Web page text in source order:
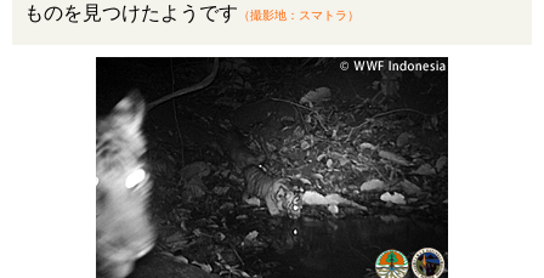
ものを見つけたようです （撮影地：スマトラ）